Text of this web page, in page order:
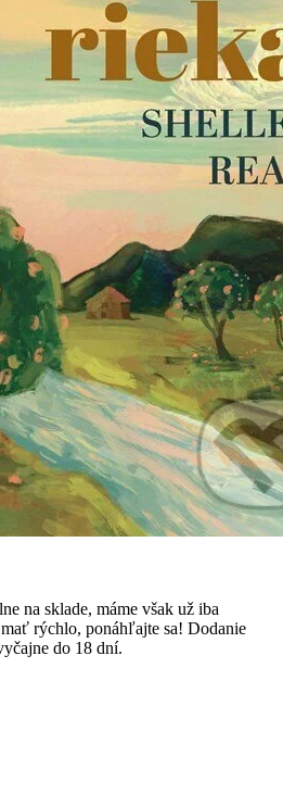
na sklade, máme však už iba
rýchlo, ponáhľajte sa! Dodanie
do 18 dní.